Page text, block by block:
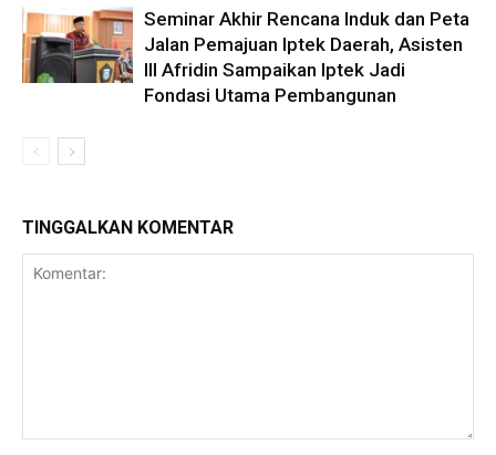
Seminar Akhir Rencana Induk dan Peta
Jalan Pemajuan Iptek Daerah, Asisten
III Afridin Sampaikan Iptek Jadi
Fondasi Utama Pembangunan
TINGGALKAN KOMENTAR